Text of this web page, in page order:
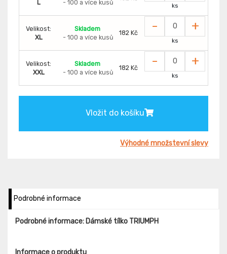
L
- 100 a více kusů
ks
Velikost:
XL
Skladem
- 100 a více kusů
182 Kč - +
ks
Velikost:
XXL
Skladem
- 100 a více kusů
182 Kč - +
ks
Vložit do košíku
Výhodné množstevní slevy
Podrobné informace
Podrobné informace: Dámské tílko TRIUMPH
Informace o produktu